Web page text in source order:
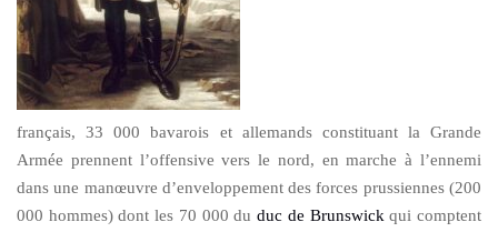
français, 33 000 bavarois et allemands constituant la Grande
Armée prennent l’offensive vers le nord, en marche à l’ennemi
dans une manœuvre d’enveloppement des forces prussiennes (200
000 hommes) dont les 70 000 duduc de Brunswickqui comptent